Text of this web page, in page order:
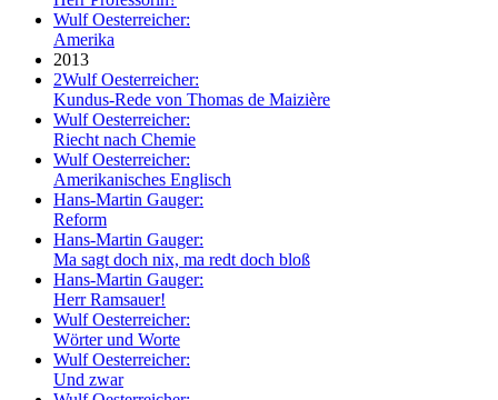
Wulf Oesterreicher:
Amerika
2013
2Wulf Oesterreicher:
Kundus-Rede von Thomas de Maizière
Wulf Oesterreicher:
Riecht nach Chemie
Wulf Oesterreicher:
Amerikanisches Englisch
Hans-Martin Gauger:
Reform
Hans-Martin Gauger:
Ma sagt doch nix, ma redt doch bloß
Hans-Martin Gauger:
Herr Ramsauer!
Wulf Oesterreicher:
Wörter und Worte
Wulf Oesterreicher:
Und zwar